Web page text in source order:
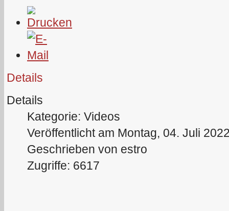
Details
Details
Kategorie: Videos
Veröffentlicht am Montag, 04. Juli
Geschrieben von estro
Zugriffe: 6617